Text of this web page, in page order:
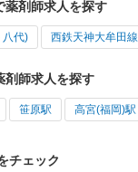
薬剤師求人を探す
八代) 西鉄天神大牟田線
剤師求人を探す
笹原駅 高宮(福岡)駅
チェック